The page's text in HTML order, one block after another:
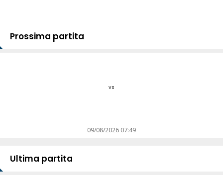
Prossima partita
vs
09/08/2026 07:49
Ultima partita